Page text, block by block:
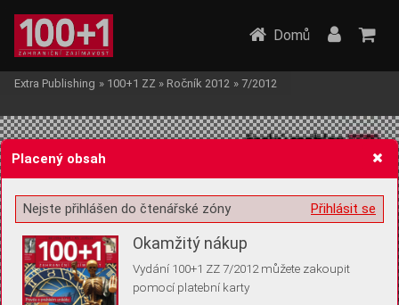
Žádost o souhlas s ukládáním volitelných informací
Domů
Extra Publishing » 100+1 ZZ » Ročník 2012 » 7/2012
Placený obsah
Přihlásit se
Nejste přihlášen do čtenářské zóny
Okamžitý nákup
Vydání 100+1 ZZ 7/2012 můžete zakoupit
pomocí platební karty